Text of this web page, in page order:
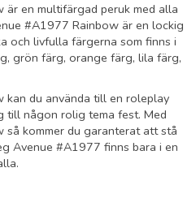
en multifärgad peruk med alla
#A1977 Rainbow är en lockig
och livfulla färgerna som finns i
grön färg, orange färg, lila färg,
kan du använda till en roleplay
till någon rolig tema fest. Med
kommer du garanterat att stå
Avenue #A1977 finns bara i en